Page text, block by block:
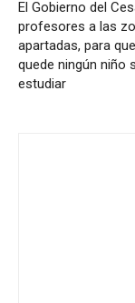
El Gobierno del
profesores a las
apartadas, para
quede ningún niño
estudiar